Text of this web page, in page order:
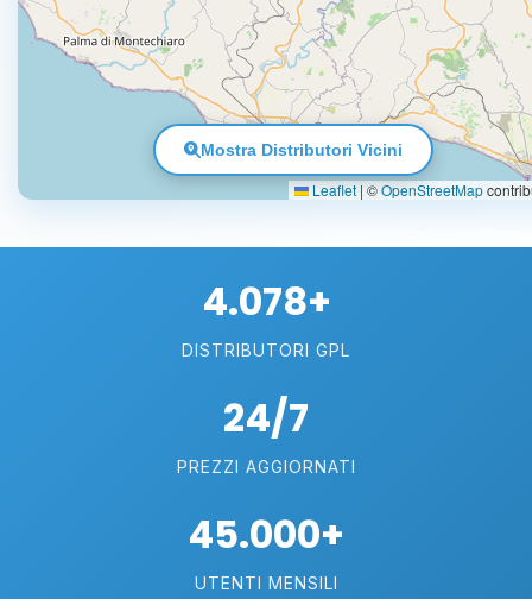
Leaflet | ©OpenStreetMap
Mostra Distributori Vicini
4.078+
DISTRIBUTORI GPL
24/7
PREZZI AGGIORNATI
45.000+
UTENTI MENSILI